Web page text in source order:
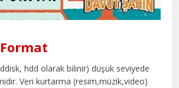
hdd olarak bilinir) düşük seviyede
Veri kurtarma (resim,müzik,video)